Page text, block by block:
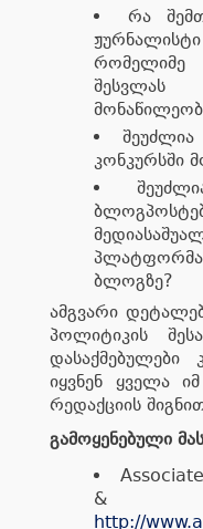
რა
კონკურსში
ბლოგზე?
ამგვარი
პოლიტიკის
იყვნენ ყველა
რედაქციის
გამოყენებული
&
http://